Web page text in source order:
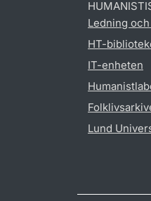
Ledning
HT-
IT-enheten
Lund